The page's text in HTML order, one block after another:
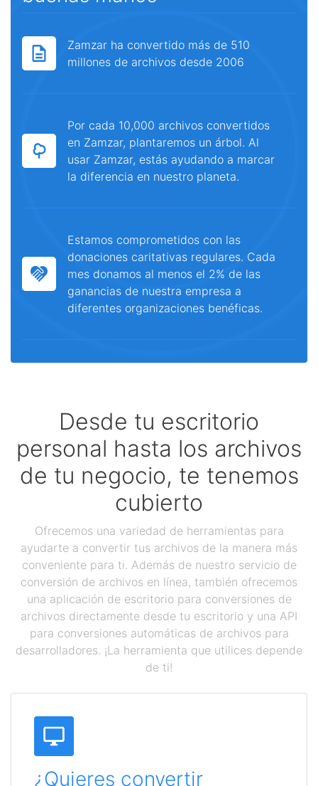
Zamzar ha convertido más de 510
millones de archivos desde 2006
Por cada 10,000 archivos convertidos
en Zamzar, plantaremos un árbol. Al
usar Zamzar, estás ayudando a marcar
la diferencia en nuestro planeta.
Estamos comprometidos con las
donaciones caritativas regulares. Cada
mes donamos al menos el 2% de las
ganancias de nuestra empresa a
diferentes organizaciones benéficas.
Desde tu escritorio
personal hasta los archivos
de tu negocio, te tenemos
cubierto
Ofrecemos una variedad de herramientas para
ayudarte a convertir tus archivos de la manera más
conveniente para ti. Además de nuestro servicio de
conversión de archivos en línea, también ofrecemos
una aplicación de escritorio para conversiones de
archivos directamente desde tu escritorio y una API
para conversiones automáticas de archivos para
desarrolladores. ¡La herramienta que utilices depende
de ti!
¿Quieres convertir